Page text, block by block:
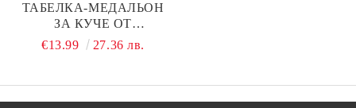
ТАБЕЛКА-МЕДАЛЬОН
ЗА КУЧЕ ОТ
НЕРЪЖДАЕМА
€13.99 27.36 лв.